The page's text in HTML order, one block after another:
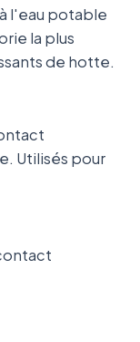
l'eau potable
la plus
de hotte.
Utilisés pour